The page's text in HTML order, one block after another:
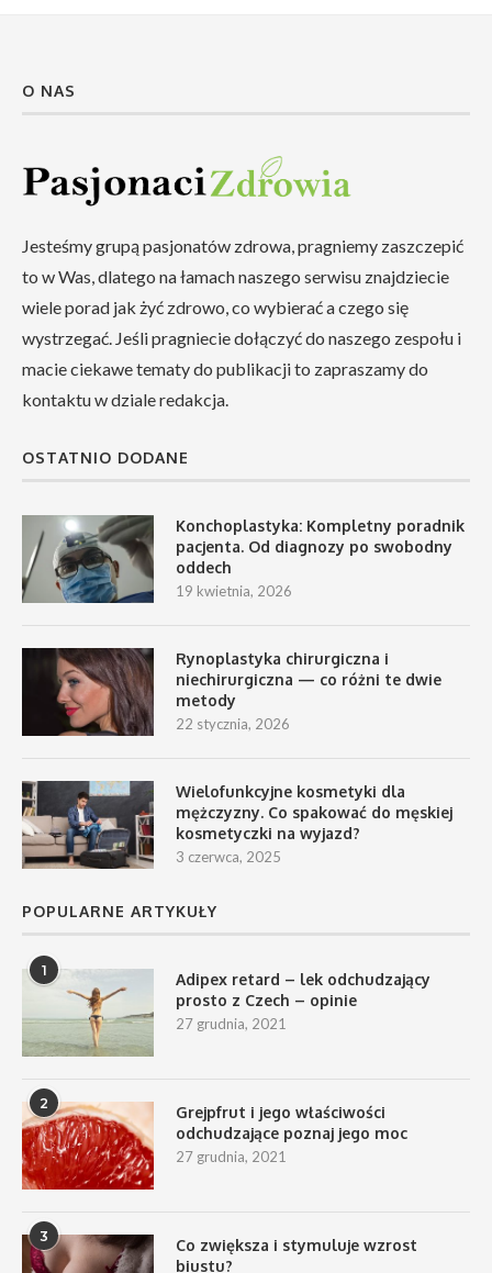
O NAS
Jesteśmy grupą pasjonatów zdrowa, pragniemy zaszczepić
to w Was, dlatego na łamach naszego serwisu znajdziecie
wiele porad jak żyć zdrowo, co wybierać a czego się
wystrzegać. Jeśli pragniecie dołączyć do naszego zespołu i
macie ciekawe tematy do publikacji to zapraszamy do
kontaktu w dziale redakcja.
OSTATNIO DODANE
Konchoplastyka: Kompletny poradnik
pacjenta. Od diagnozy po swobodny
oddech
19 kwietnia, 2026
Rynoplastyka chirurgiczna i
niechirurgiczna — co różni te dwie
metody
22 stycznia, 2026
Wielofunkcyjne kosmetyki dla
mężczyzny. Co spakować do męskiej
kosmetyczki na wyjazd?
3 czerwca, 2025
POPULARNE ARTYKUŁY
1
Adipex retard – lek odchudzający
prosto z Czech – opinie
27 grudnia, 2021
2
Grejpfrut i jego właściwości
odchudzające poznaj jego moc
27 grudnia, 2021
3
Co zwiększa i stymuluje wzrost
biustu?